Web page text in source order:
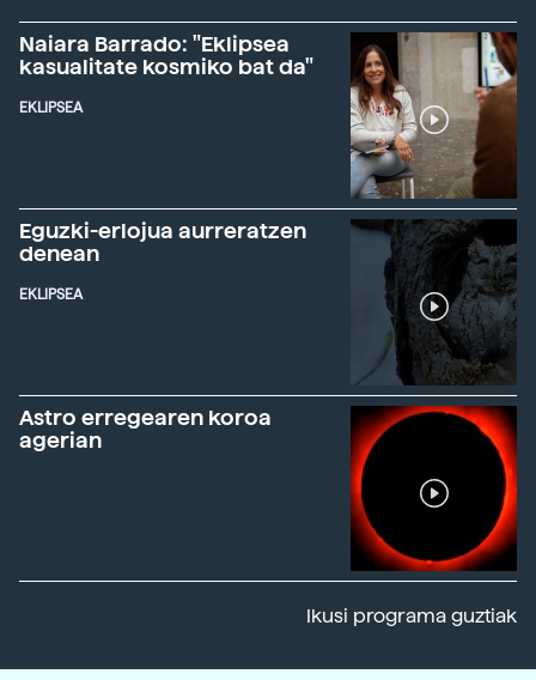
Naiara Barrado: "Eklipsea
kasualitate kosmiko bat da"
EKLIPSEA
Eguzki-erlojua aurreratzen
denean
EKLIPSEA
Astro erregearen koroa
agerian
Ikusi programa guztiak